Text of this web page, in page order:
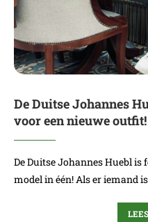
De Duitse Johannes
voor een nieuwe outfit!
De Duitse Johannes Huebl
model in één! Als er iemand